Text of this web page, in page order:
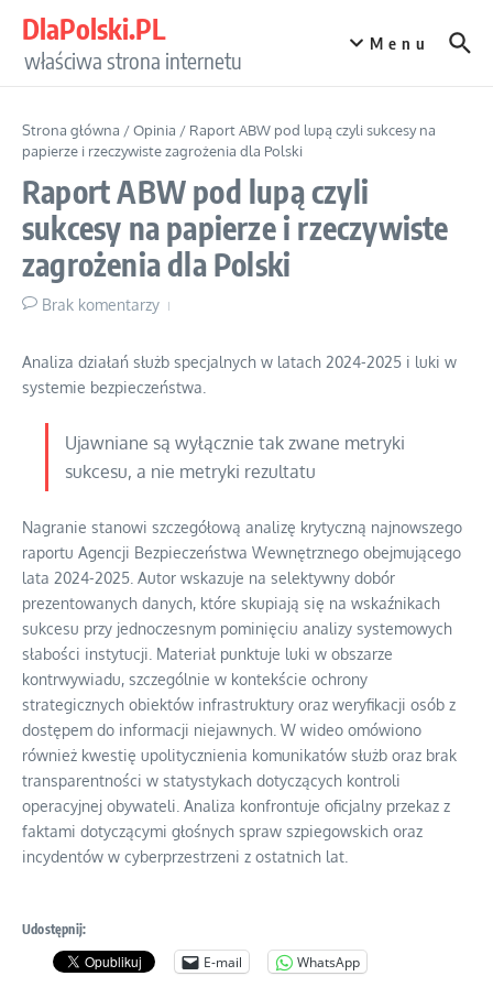
DlaPolski.PL
właściwa strona internetu
Menu
Strona główna /Opinia / Raport ABW pod lupą czyli sukcesy na
papierze i rzeczywiste zagrożenia dla Polski
Raport ABW pod lupą czyli
sukcesy na papierze i rzeczywiste
zagrożenia dla Polski
Brak komentarzy
Analiza działań służb specjalnych w latach 2024-2025 i luki w
systemie bezpieczeństwa.
Ujawniane są wyłącznie tak zwane metryki
sukcesu, a nie metryki rezultatu
Nagranie stanowi szczegółową analizę krytyczną najnowszego
raportu Agencji Bezpieczeństwa Wewnętrznego obejmującego
lata 2024-2025. Autor wskazuje na selektywny dobór
prezentowanych danych, które skupiają się na wskaźnikach
sukcesu przy jednoczesnym pominięciu analizy systemowych
słabości instytucji. Materiał punktuje luki w obszarze
kontrwywiadu, szczególnie w kontekście ochrony
strategicznych obiektów infrastruktury oraz weryfikacji osób z
dostępem do informacji niejawnych. W wideo omówiono
również kwestię upolitycznienia komunikatów służb oraz brak
transparentności w statystykach dotyczących kontroli
operacyjnej obywateli. Analiza konfrontuje oficjalny przekaz z
faktami dotyczącymi głośnych spraw szpiegowskich oraz
incydentów w cyberprzestrzeni z ostatnich lat.
Udostępnij:
E-mail WhatsApp